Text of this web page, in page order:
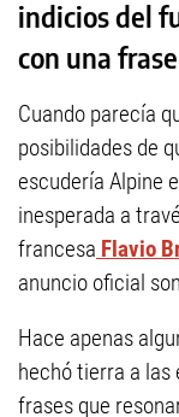
indicios del
con una
Cuando parecía
posibilidades de
escudería Alpine
inesperada a
francesa Flavio
anuncio oficial
Hace apenas
hechó tierra a las
frases que